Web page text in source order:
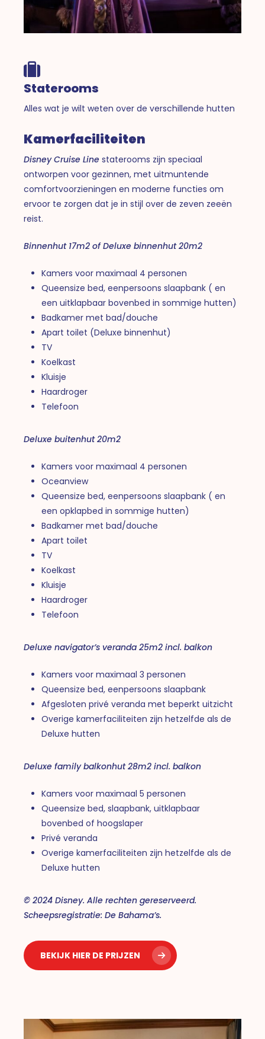
Staterooms
Alles wat je wilt weten over de verschillende hutten
Kamerfaciliteiten
Disney Cruise Line staterooms zijn speciaal
ontworpen voor gezinnen, met uitmuntende
comfortvoorzieningen en moderne functies om
ervoor te zorgen dat je in stijl over de zeven zeeën
reist.
Binnenhut 17m2 of Deluxe binnenhut 20m2
Kamers voor maximaal 4 personen
Queensize bed, eenpersoons slaapbank ( en
een uitklapbaar bovenbed in sommige hutten)
Badkamer met bad/douche
Apart toilet (Deluxe binnenhut)
TV
Koelkast
Kluisje
Haardroger
Telefoon
Deluxe buitenhut 20m2
Kamers voor maximaal 4 personen
Oceanview
Queensize bed, eenpersoons slaapbank ( en
een opklapbed in sommige hutten)
Badkamer met bad/douche
Apart toilet
TV
Koelkast
Kluisje
Haardroger
Telefoon
Deluxe navigator’s veranda 25m2 incl. balkon
Kamers voor maximaal 3 personen
Queensize bed, eenpersoons slaapbank
Afgesloten privé veranda met beperkt uitzicht
Overige kamerfaciliteiten zijn hetzelfde als de
Deluxe hutten
Deluxe family balkonhut 28m2 incl. balkon
Kamers voor maximaal 5 personen
Queensize bed, slaapbank, uitklapbaar
bovenbed of hoogslaper
Privé veranda
Overige kamerfaciliteiten zijn hetzelfde als de
Deluxe hutten
© 2024 Disney. Alle rechten gereserveerd.
Scheepsregistratie: De Bahama’s.
BEKIJK HIER DE PRIJZEN